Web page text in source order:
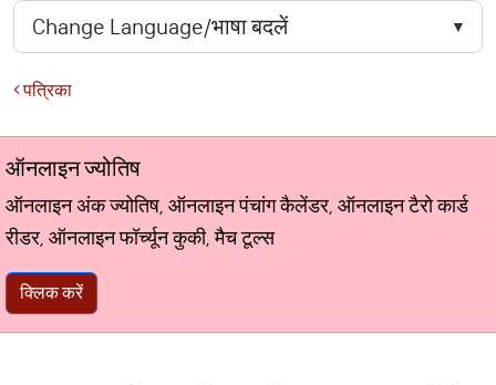
पत्रिका
ऑनलाइन ज्योतिष
ऑनलाइन अंक ज्योतिष, ऑनलाइन पंचांग कैलेंडर, ऑनलाइन टैरो कार्ड
रीडर, ऑनलाइन फॉर्च्यून कुकी, मैच टूल्स
क्लिक करें